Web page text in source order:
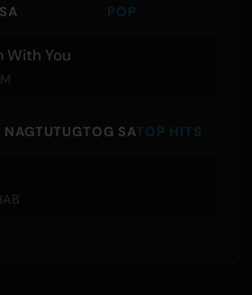
POP
With You
SATOP HITS